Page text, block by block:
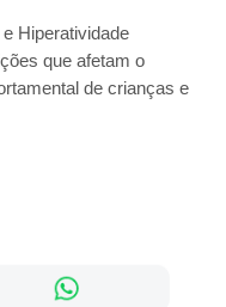
Hiperatividade
que afetam o
de crianças e